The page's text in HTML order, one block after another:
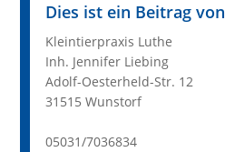
Dies ist ein Beitrag von
Kleintierpraxis Luthe
Inh. Jennifer Liebing
Adolf-Oesterheld-Str. 12
31515 Wunstorf
05031/7036834